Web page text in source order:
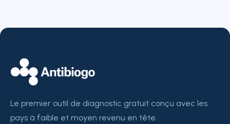
Le premier outil de diagnostic gratuit conçu avec les
pays à faible et moyen revenu en tête.